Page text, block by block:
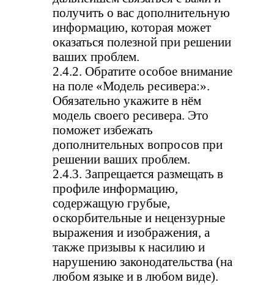
получить о вас дополнительную
информацию, которая может
оказаться полезной при решении
ваших проблем.
2.4.2. Обратите особое внимание
на поле «Модель ресивера:».
Обязательно укажите в нём
модель своего ресивера. Это
поможет избежать
дополнительных вопросов при
решении ваших проблем.
2.4.3. Запрещается размещать в
профиле информацию,
содержащую грубые,
оскорбительные и нецензурные
выражения и изображения, а
также призывы к насилию и
нарушению законодательства (на
любом языке и в любом виде).